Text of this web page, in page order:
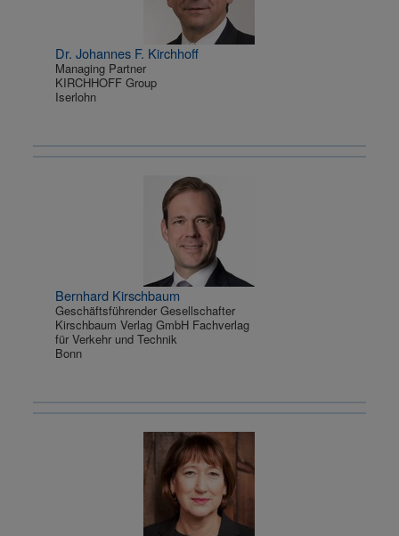
Dr. Johannes F. Kirchhoff
Managing Partner
KIRCHHOFF Group
Iserlohn
Bernhard Kirschbaum
Geschäftsführender Gesellschafter
Kirschbaum Verlag GmbH Fachverlag
für Verkehr und Technik
Bonn